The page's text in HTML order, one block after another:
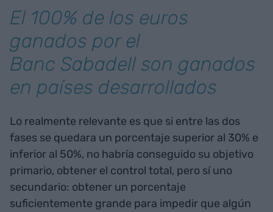
El 100% de los euros
ganados por el
Banc Sabadell son ganados
en países desarrollados
Lo realmente relevante es que si entre las dos
fases se quedara un porcentaje superior al 30% e
inferior al 50%, no habría conseguido su objetivo
primario, obtener el control total, pero sí uno
secundario: obtener un porcentaje
suficientemente grande para impedir que algún